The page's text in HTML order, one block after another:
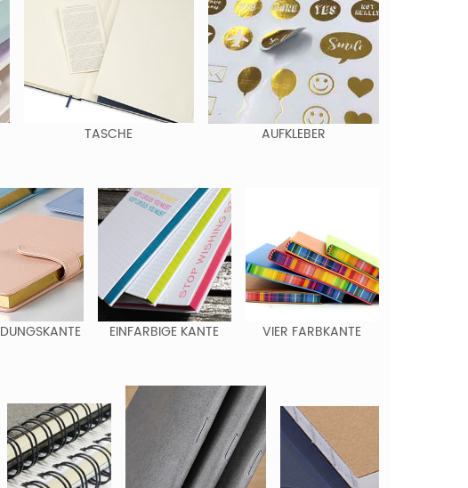
TASCHE AUFKLEBER
EINFARBIGE KANTE VIER FARBKANTE